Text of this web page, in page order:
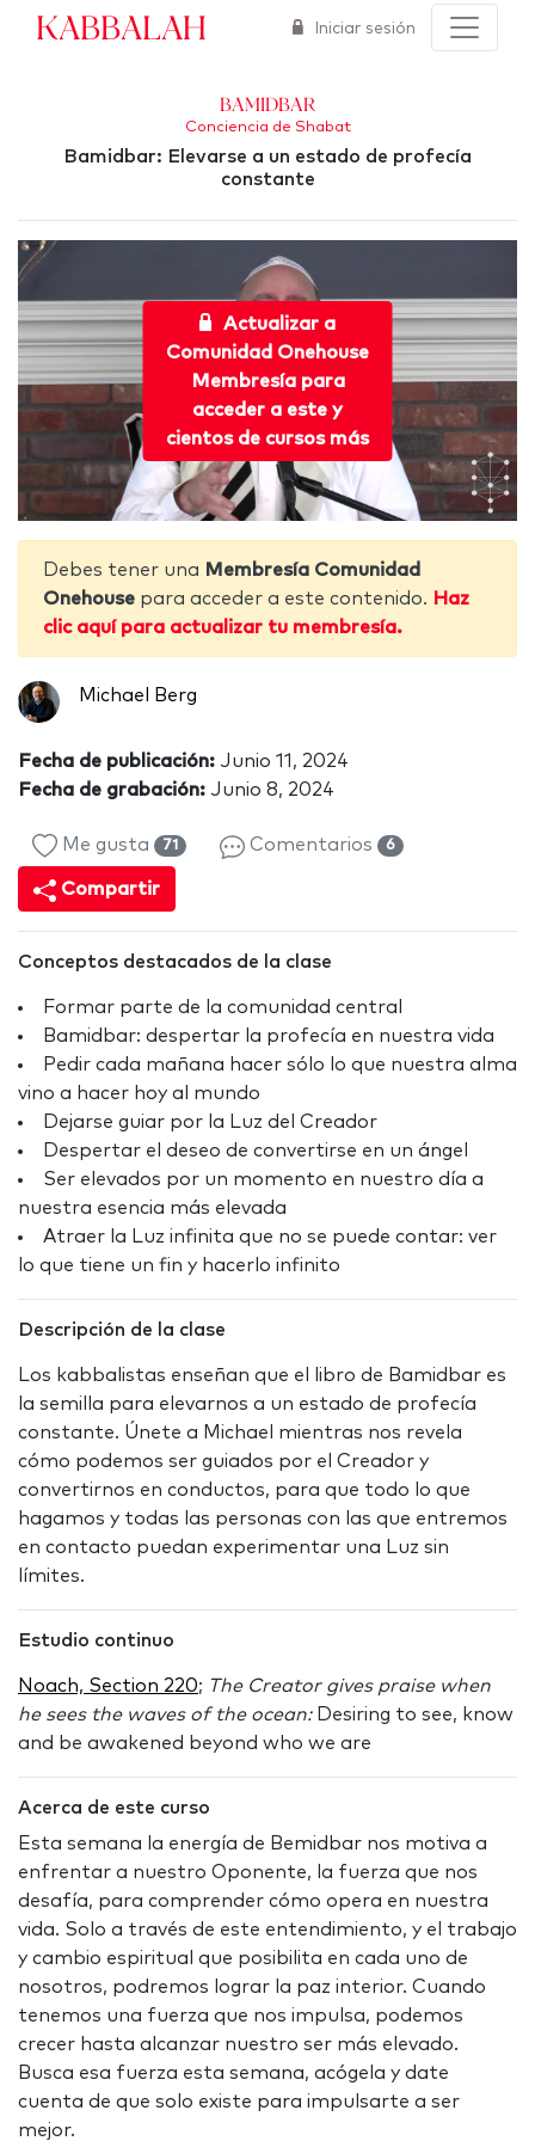
Kabbalah Iniciar sesión
Bamidbar
Conciencia de Shabat
Bamidbar: Elevarse a un estado de profecía
constante
Actualizar a
Comunidad Onehouse
Membresía para
acceder a este y
cientos de cursos más
Debes tener una Membresía Comunidad
Onehouse para acceder a este contenido. Haz
clic aquí para actualizar tu membresía.
Michael Berg
Fecha de publicación: Junio 11, 2024
Fecha de grabación: Junio 8, 2024
Me gusta 71 Comentarios 6
Compartir
Conceptos destacados de la clase
Formar parte de la comunidad central
Bamidbar: despertar la profecía en nuestra vida
Pedir cada mañana hacer sólo lo que nuestra alma
vino a hacer hoy al mundo
Dejarse guiar por la Luz del Creador
Despertar el deseo de convertirse en un ángel
Ser elevados por un momento en nuestro día a
nuestra esencia más elevada
Atraer la Luz infinita que no se puede contar: ver
lo que tiene un fin y hacerlo infinito
Descripción de la clase
Los kabbalistas enseñan que el libro de Bamidbar es
la semilla para elevarnos a un estado de profecía
constante. Únete a Michael mientras nos revela
cómo podemos ser guiados por el Creador y
convertirnos en conductos, para que todo lo que
hagamos y todas las personas con las que entremos
en contacto puedan experimentar una Luz sin
límites.
Estudio continuo
Noach, Section 220; The Creator gives praise when
he sees the waves of the ocean: Desiring to see, know
and be awakened beyond who we are
Acerca de este curso
Esta semana la energía de Bemidbar nos motiva a
enfrentar a nuestro Oponente, la fuerza que nos
desafía, para comprender cómo opera en nuestra
vida. Solo a través de este entendimiento, y el trabajo
y cambio espiritual que posibilita en cada uno de
nosotros, podremos lograr la paz interior. Cuando
tenemos una fuerza que nos impulsa, podemos
crecer hasta alcanzar nuestro ser más elevado.
Busca esa fuerza esta semana, acógela y date
cuenta de que solo existe para impulsarte a ser
mejor.